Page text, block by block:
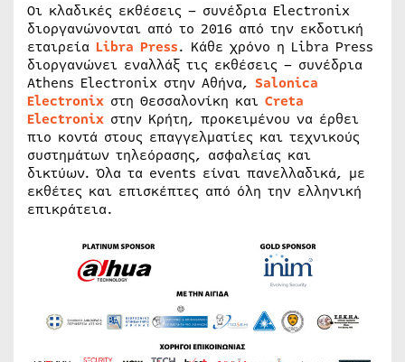
Οι κλαδικές εκθέσεις – συνέδρια Electronix
διοργανώνονται από το 2016 από την εκδοτική
εταιρεία Libra Press. Κάθε χρόνο η Libra Press
διοργανώνει εναλλάξ τις εκθέσεις – συνέδρια
Athens Electronix στην Αθήνα, Salonica
Electronix στη Θεσσαλονίκη και Creta
Electronix στην Κρήτη, προκειμένου να έρθει
πιο κοντά στους επαγγελματίες και τεχνικούς
συστημάτων τηλεόρασης, ασφαλείας και
δικτύων. Όλα τα events είναι πανελλαδικά, με
εκθέτες και επισκέπτες από όλη την ελληνική
επικράτεια.